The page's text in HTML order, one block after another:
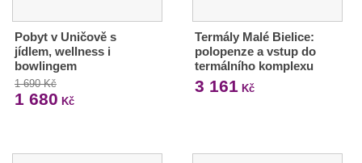
Pobyt v Uničově s
jídlem, wellness i
bowlingem
1 690 Kč
1 680 Kč
Termály Malé Bielice:
polopenze a vstup do
termálního komplexu
3 161 Kč